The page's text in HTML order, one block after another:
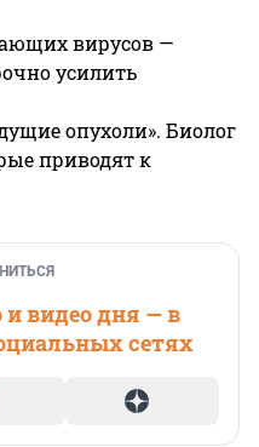
вирусов —
усилить
опухоли». Биолог
приводят к
видео дня — в
сетях